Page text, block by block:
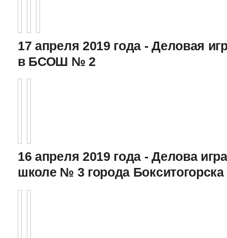
17 апреля 2019 года - Деловая
в БСОШ № 2
16 апреля 2019 года - Делова
школе № 3 города Бокситогорска